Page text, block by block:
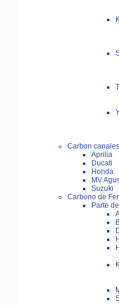
Carbon
Aprilia
Ducati
Honda
MV
Suzuki
Carbono de
Parte